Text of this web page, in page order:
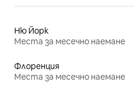
Ню Йорк
Места за месечно наемане
Флоренция
Места за месечно наемане